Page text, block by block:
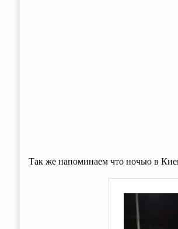
Так же напоминаем что ночью в